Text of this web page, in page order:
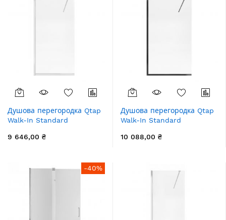
Душова перегородка Qtap
Walk-In Standard
скло Clear 8 мм, покриття
9 646,00 ₴
Душова перегородка Qtap
Walk-In Standard
скло Clear 8 мм, покриття
10 088,00 ₴
-40%